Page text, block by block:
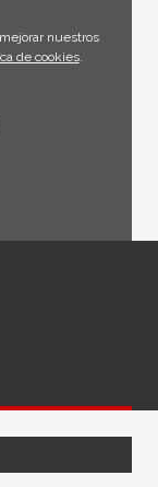
nuestros
de cookies.